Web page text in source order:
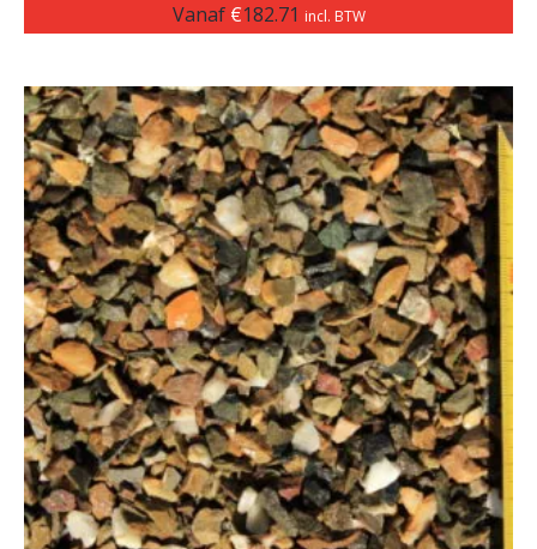
Vanaf €182.71 incl. BTW